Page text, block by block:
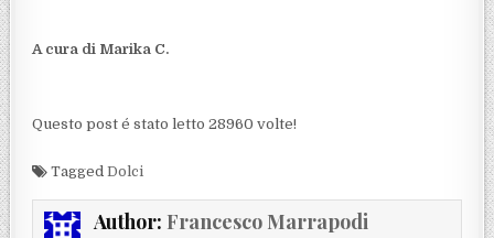
A cura di Marika C.
Questo post é stato letto 28960 volte!
TaggedDolci
Author: Francesco Marrapodi